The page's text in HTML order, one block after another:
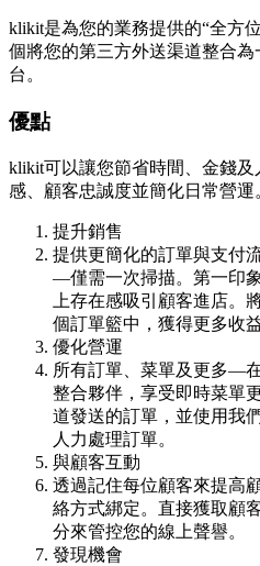
klikit是為您的業務提供的“全方
個將您的第三方外送渠道整合
台。
優點
klikit可以讓您節省時間、金錢
感、顧客忠誠度並簡化日常營運
提升銷售
提供更簡化的訂單與支付
—僅需一次掃描。第一印
上存在感吸引顧客進店。
個訂單籃中，獲得更多收益
優化營運
所有訂單、菜單及更多—
整合夥伴，享受即時菜單
道發送的訂單，並使用我
人力處理訂單。
與顧客互動
透過記住每位顧客來提高
絡方式綁定。直接獲取顧
分來管控您的線上聲譽。
發現機會